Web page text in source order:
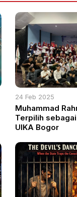
24 Feb 2025
Muhammad
Terpilih
UIKA Bogor